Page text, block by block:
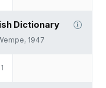
Dictionary
1947